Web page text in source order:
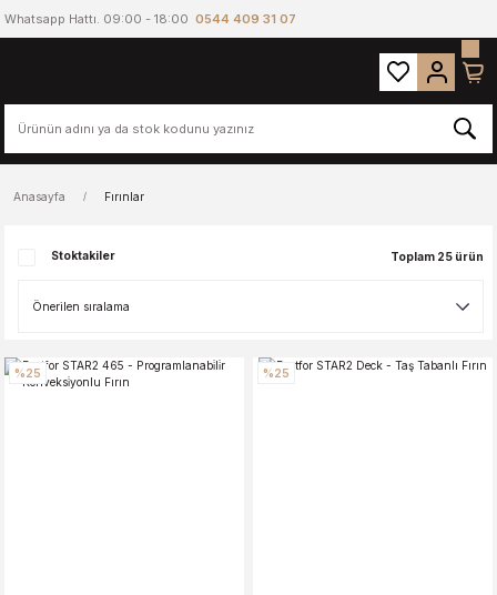
Whatsapp Hattı. 09:00 - 18:00 0544 409 31 07
Anasayfa Fırınlar
Stoktakiler Toplam 25 ürün
%25 %25